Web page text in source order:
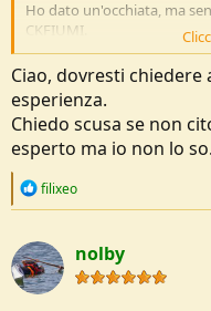
Ho dato un'occhiata, ma
CKFIUMI.
Qualcuno sarebbe così
pianura/fluviale for dummies
leggere e su cui
Abito a Ferrara, dietro casa
fascino. Non vorrei farlo
per questo sono un po'
Grazie in anticipo!
Ciao, dovresti chiedere
esperienza.
Chiedo scusa se non
esperto ma io non lo
R
c
t
i
o
filixeo
nolby